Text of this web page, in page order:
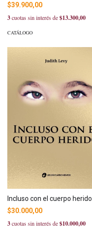
$39.900,00
3cuotas sin interés de$13.300,00
CATÁLOGO
Incluso con el cuerpo herido
$30.000,00
3cuotas sin interés de$10.000,00